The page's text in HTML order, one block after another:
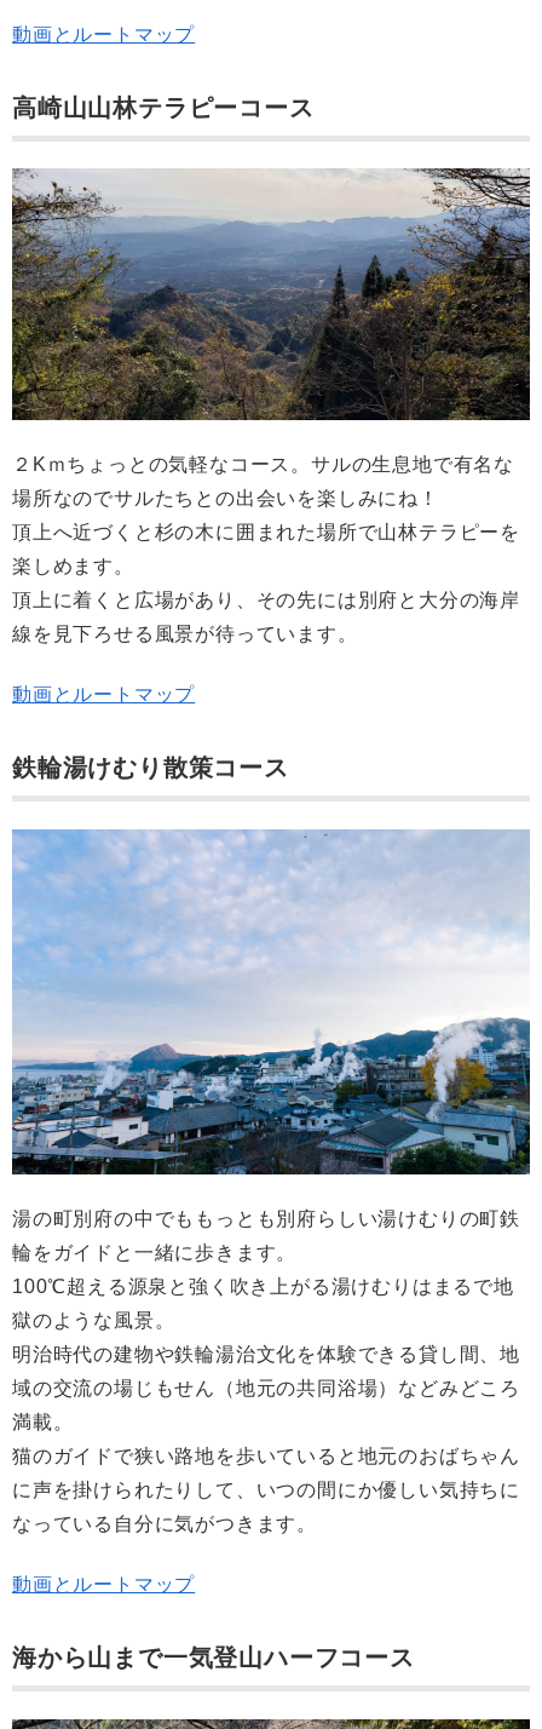
動画とルートマップ
高崎山山林テラピーコース
２Kｍちょっとの気軽なコース。サルの生息地で有名な
場所なのでサルたちとの出会いを楽しみにね！
頂上へ近づくと杉の木に囲まれた場所で山林テラピーを
楽しめます。
頂上に着くと広場があり、その先には別府と大分の海岸
線を見下ろせる風景が待っています。
動画とルートマップ
鉄輪湯けむり散策コース
湯の町別府の中でももっとも別府らしい湯けむりの町鉄
輪をガイドと一緒に歩きます。
100℃超える源泉と強く吹き上がる湯けむりはまるで地
獄のような風景。
明治時代の建物や鉄輪湯治文化を体験できる貸し間、地
域の交流の場じもせん（地元の共同浴場）などみどころ
満載。
猫のガイドで狭い路地を歩いていると地元のおばちゃん
に声を掛けられたりして、いつの間にか優しい気持ちに
なっている自分に気がつきます。
動画とルートマップ
海から山まで一気登山ハーフコース